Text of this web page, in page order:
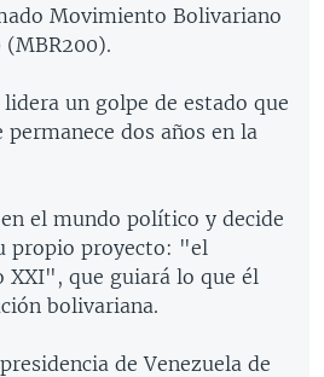
Movimiento Bolivariano
un golpe de estado que
dos años en la
el mundo político y decide
propio proyecto: "el
XXI", que guiará lo que él
bolivariana.
de Venezuela de